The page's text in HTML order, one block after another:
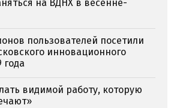
на ВДНХ в весенне-
пользователей посетили
инновационного
года
видимой работу, которую